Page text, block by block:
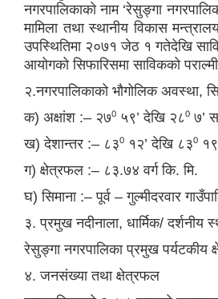
नगरपालिकाको नाम ‘रेसुङ्गा
मामिला तथा स्थानीय विकास
उपस्थितिमा २०७१ जेठ १ गतेदेखि
आयोगको सिफारिसमा साविकको
२.नगरपालिकाको भौगोलिक अवस्था,
क) अक्षांश :– २७⁰ ५९’ देखि २८⁰ ७’
ख) देशान्तर :– ८३⁰ १२’ देखि ८३⁰ १९’
ग) क्षेत्रफल :– ८३.७४ वर्ग कि. मि.
घ) सिमाना :– पूर्व – गुल्मीदरवार
३. प्रमुख नदीनाला, धार्मिक/ दर्शनीय
रेसुङ्गा नगरपालिका प्रमुख पर्यटकीय
४. जनसंख्या तथा क्षेत्रफल